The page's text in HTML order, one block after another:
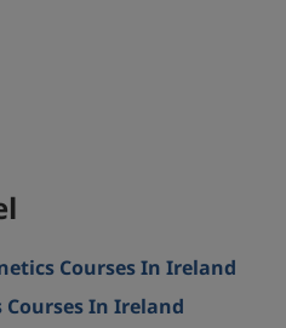
Courses In Ireland
In Ireland